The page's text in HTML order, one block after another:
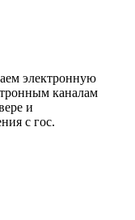
электронную
каналам
и
с гос.